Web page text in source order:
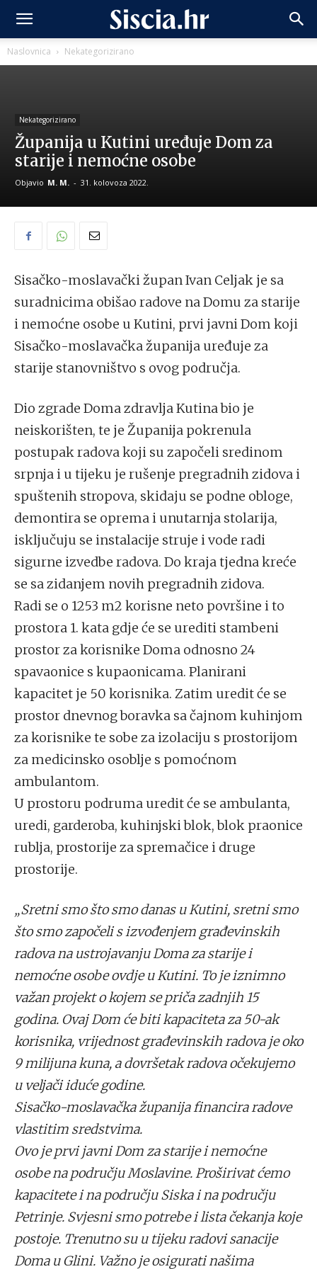
Naslovnica Nekategorizirano
Nekategorizirano
Županija u Kutini uređuje Dom za
starije i nemoćne osobe
Objavio M. M. - 31. kolovoza 2022.
Sisačko-moslavački župan Ivan Celjak je sa
suradnicima obišao radove na Domu za starije
i nemoćne osobe u Kutini, prvi javni Dom koji
Sisačko-moslavačka županija uređuje za
starije stanovništvo s ovog područja.
Dio zgrade Doma zdravlja Kutina bio je
neiskorišten, te je Županija pokrenula
postupak radova koji su započeli sredinom
srpnja i u tijeku je rušenje pregradnih zidova i
spuštenih stropova, skidaju se podne obloge,
demontira se oprema i unutarnja stolarija,
isključuju se instalacije struje i vode radi
sigurne izvedbe radova. Do kraja tjedna kreće
se sa zidanjem novih pregradnih zidova.
Radi se o 1253 m2 korisne neto površine i to
prostora 1. kata gdje će se urediti stambeni
prostor za korisnike Doma odnosno 24
spavaonice s kupaonicama. Planirani
kapacitet je 50 korisnika. Zatim uredit će se
prostor dnevnog boravka sa čajnom kuhinjom
za korisnike te sobe za izolaciju s prostorijom
za medicinsko osoblje s pomoćnom
ambulantom.
U prostoru podruma uredit će se ambulanta,
uredi, garderoba, kuhinjski blok, blok praonice
rublja, prostorije za spremačice i druge
prostorije.
„Sretni smo što smo danas u Kutini, sretni smo
što smo započeli s izvođenjem građevinskih
radova na ustrojavanju Doma za starije i
nemoćne osobe ovdje u Kutini. To je iznimno
važan projekt o kojem se priča zadnjih 15
godina. Ovaj Dom će biti kapaciteta za 50-ak
korisnika, vrijednost građevinskih radova je oko
9 milijuna kuna, a dovršetak radova očekujemo
u veljači iduće godine.
Sisačko-moslavačka županija financira radove
vlastitim sredstvima.
Ovo je prvi javni Dom za starije i nemoćne
osobe na području Moslavine. Proširivat ćemo
kapacitete i na području Siska i na području
Petrinje. Svjesni smo potrebe i lista čekanja koje
postoje. Trenutno su u tijeku radovi sanacije
Doma u Glini. Važno je osigurati našima